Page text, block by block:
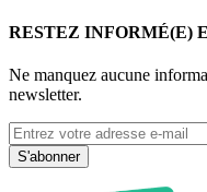
RESTEZ INFORMÉ(E)
Ne manquez aucune
newsletter.
S'abonner